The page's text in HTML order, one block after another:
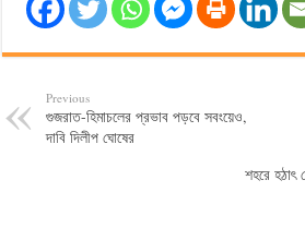
Previous
গুজরাত-হিমাচলের প্রভাব পড়বে সবংয়েও,
দাবি দিলীপ ঘোষের
শহরে হঠাৎ